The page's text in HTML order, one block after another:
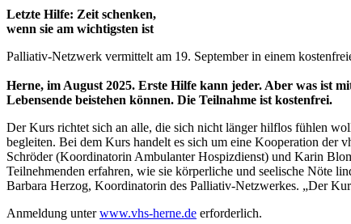
Letzte Hilfe: Zeit schenken,
wenn sie am wichtigsten ist
Palliativ-Netzwerk vermittelt am 19. September in einem
Herne, im August 2025. Erste Hilfe kann jeder. Aber was ist
Lebensende beistehen können. Die Teilnahme ist kostenfrei.
Der Kurs richtet sich an alle, die sich nicht länger hilflos fühlen
begleiten. Bei dem Kurs handelt es sich um eine Kooperation
Schröder (Koordinatorin Ambulanter Hospizdienst) und Karin
Teilnehmenden erfahren, wie sie körperliche und seelische Nöte
Barbara Herzog, Koordinatorin des Palliativ-Netzwerkes. „Der
Anmeldung unterwww.vhs-herne.de erforderlich.